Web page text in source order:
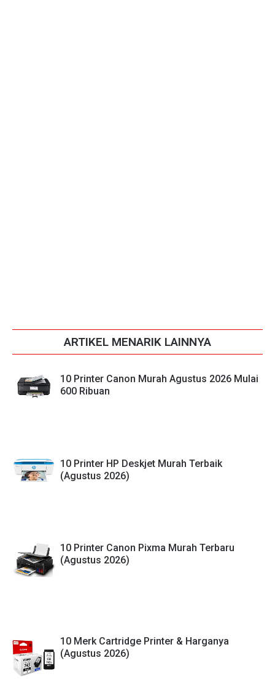
ARTIKEL MENARIK LAINNYA
10 Printer Canon Murah Agustus 2026 Mulai
600 Ribuan
10 Printer HP Deskjet Murah Terbaik
(Agustus 2026)
10 Printer Canon Pixma Murah Terbaru
(Agustus 2026)
10 Merk Cartridge Printer & Harganya
(Agustus 2026)